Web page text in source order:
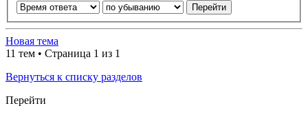
Новая тема
11 тем • Страница 1 из 1
Вернуться к списку разделов
Перейти